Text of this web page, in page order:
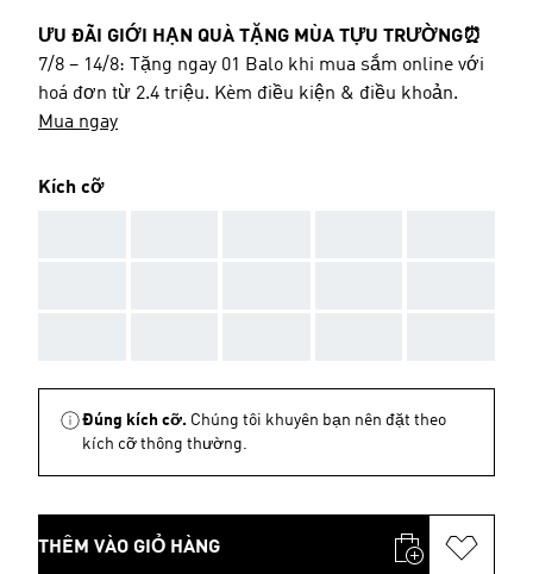
ƯU ĐÃI GIỚI HẠN QUÀ TẶNG MÙA TỰU TRƯỜNG⏰
7/8 – 14/8: Tặng ngay 01 Balo khi mua sắm online với
hoá đơn từ 2.4 triệu. Kèm điều kiện & điều khoản.
Mua ngay
Kích cỡ
Đúng kích cỡ. Chúng tôi khuyên bạn nên đặt theo
kích cỡ thông thường.
THÊM VÀO GIỎ HÀNG